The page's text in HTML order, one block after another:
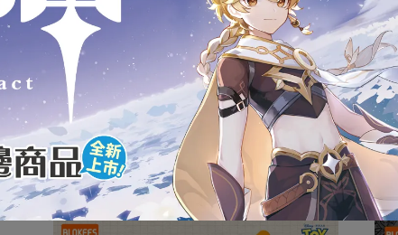
能會導致影響您的退貨權益，在您還不確定是否要辦理退
品的完整性，如嚴格要求外盒完整者請慎重考慮
為準
店客服0908-313-155或(02)2946-1234，將有專人為您服務